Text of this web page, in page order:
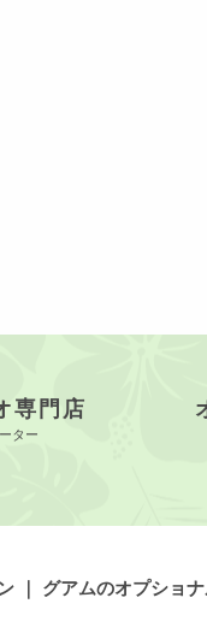
専門店
ター
｜ グアムのオプショ